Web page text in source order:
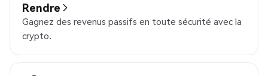
Rendre
Gagnez des revenus passifs en toute sécurité avec la
crypto.